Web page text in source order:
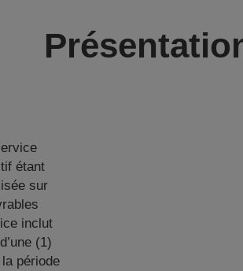
étant
sur
inclut
(1)
période